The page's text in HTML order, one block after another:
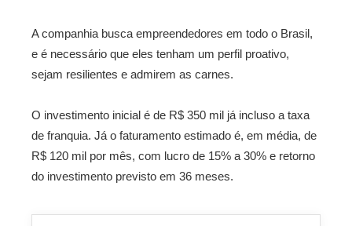
A companhia busca empreendedores em todo o Brasil,
e é necessário que eles tenham um perfil proativo,
sejam resilientes e admirem as carnes.
O investimento inicial é de R$ 350 mil já incluso a taxa
de franquia. Já o faturamento estimado é, em média, de
R$ 120 mil por mês, com lucro de 15% a 30% e retorno
do investimento previsto em 36 meses.